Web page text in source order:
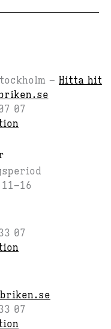
– Hitta hit
07
07
07